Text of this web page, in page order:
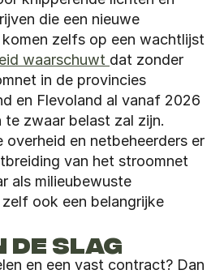
die een nieuwe
zelfs op een wachtlijst
waarschuwt dat zonder
in de provincies
en Flevoland al vanaf 2026
te zwaar belast zal zijn.
overheid en netbeheerders er
van het stroomnet
als milieubewuste
ook een belangrijke
DE SLAG
en een vast contract? Dan